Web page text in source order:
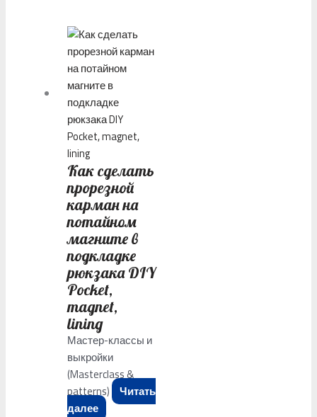
Как сделать
прорезной
карман на
потайном
магните в
подкладке
рюкзака DIY
Pocket,
magnet,
lining
Мастер-классы и
выкройки
(Masterclass &
patterns)
Читать
далее